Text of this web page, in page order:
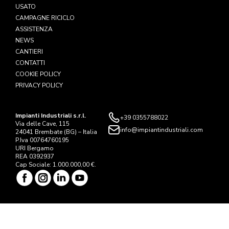
USATO
CAMPAGNE RICICLO
ASSISTENZA
NEWS
CANTIERI
CONTATTI
COOKIE POLICY
PRIVACY POLICY
Impianti Industriali s.r.l.
Via delle Cave, 115
24041 Brembate (BG) – Italia
P.Iva 00764760195
URI Bergamo
REA 0392937
Cap Sociale: 1.000.000,00 €.
+39 0355788022
info@impiantindustriali.com